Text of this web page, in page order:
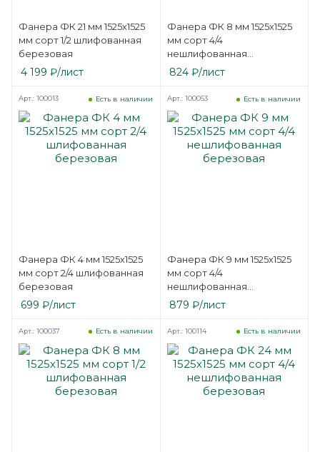
Фанера ФК 21 мм 1525х1525
мм сорт 1/2 шлифованная
березовая
4 199 ₽/лист
Фанера ФК 8 мм 1525х1525
мм сорт 4/4
нешлифованная
березовая
824₽/лист
Фанера ФК 4 мм 1525х1525
мм сорт 2/4 шлифованная
березовая
Есть в наличии
Арт.: 100013
699 ₽/лист
Фанера ФК 9 мм 1525х1525
мм сорт 4/4
нешлифованная
березовая
Есть в наличии
Арт.: 100053
879 ₽/лист
Есть в наличии
Арт.: 100037 Есть в наличии
Арт.: 100114